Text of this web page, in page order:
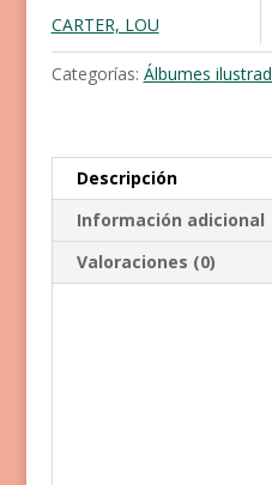
xigante
cantidad
CARTER, LOU
Categorías: Álbumes
Descripción
Información adicional
Valoraciones (0)